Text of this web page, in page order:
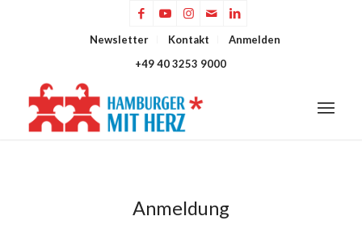
Newsletter Kontakt
Anmelden
+49 40 3253 9000
Anmeldung